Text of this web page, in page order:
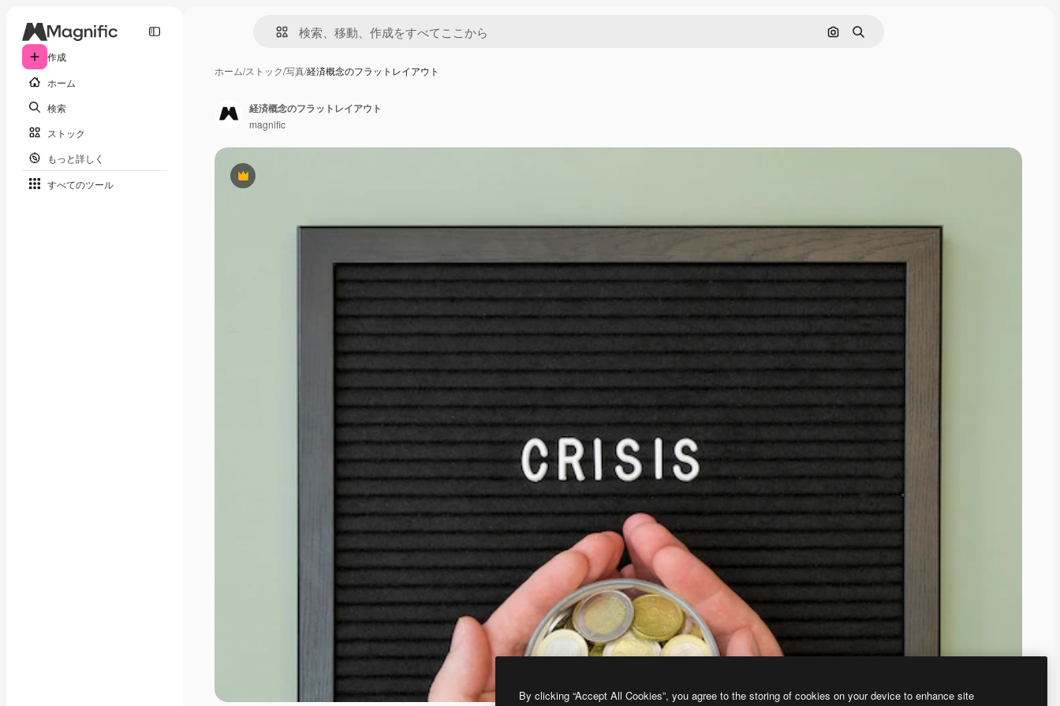
作成
ホーム
検索
ストック
もっと詳しく
すべてのツール
画像で検索
検索
ホーム/ストック/写真/経済概念のフラットレイアウト
Premium
経済概念のフラットレイアウト
magnific
By clicking “Accept All Cookies”, you agree to the storing of cookies on your device to enhance site